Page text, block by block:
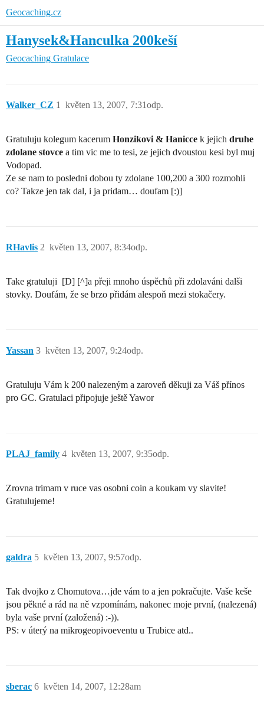
Geocaching.cz
Hanysek&Hanculka 200keší
Geocaching Gratulace
Walker_CZ květen 13, 2007, 7:31odp.
1
Gratuluju kolegum kacerum Honzikovi & Hanicce k jejich druhe
zdolane stovce a tim vic me to tesi, ze jejich dvoustou kesi byl muj
Vodopad.
Ze se nam to posledni dobou ty zdolane 100,200 a 300 rozmohli
co? Takze jen tak dal, i ja pridam… doufam [:)]
RHavlis květen 13, 2007, 8:34odp.
2
Take gratuluji [D] [^]a přeji mnoho úspěchů při zdolaváni dalši
stovky. Doufám, že se brzo přidám alespoň mezi stokačery.
Yassan květen 13, 2007, 9:24odp.
3
Gratuluju Vám k 200 nalezeným a zaroveň děkuji za Váš přínos
pro GC. Gratulaci připojuje ještě Yawor
PLAJ_family květen 13, 2007, 9:35odp.
4
Zrovna trimam v ruce vas osobni coin a koukam vy slavite!
Gratulujeme!
galdra květen 13, 2007, 9:57odp.
5
Tak dvojko z Chomutova…jde vám to a jen pokračujte. Vaše keše
jsou pěkné a rád na ně vzpomínám, nakonec moje první, (nalezená)
byla vaše první (založená) :-)).
PS: v úterý na mikrogeopivoeventu u Trubice atd..
sberac květen 14, 2007, 12:28am
6